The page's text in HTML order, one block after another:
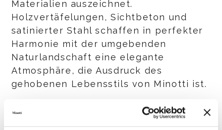
Materialien auszeichnet.
Holzvertäfelungen, Sichtbeton und
satinierter Stahl schaffen in perfekter
Harmonie mit der umgebenden
Naturlandschaft eine elegante
Atmosphäre, die Ausdruck des
gehobenen Lebensstils von Minotti ist.
Die neue ADV-Kampagne wird